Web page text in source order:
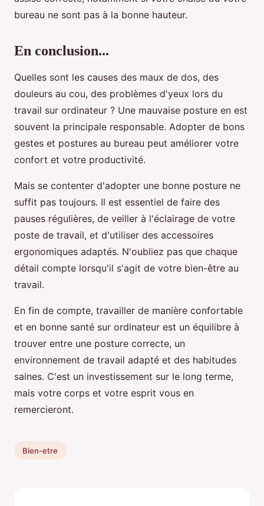
bureau ne sont pas à la bonne hauteur.
En conclusion...
Quelles sont les causes des maux de dos, des
douleurs au cou, des problèmes d'yeux lors du
travail sur ordinateur ? Une mauvaise posture en est
souvent la principale responsable. Adopter de bons
gestes et postures au bureau peut améliorer votre
confort et votre productivité.
Mais se contenter d'adopter une bonne posture ne
suffit pas toujours. Il est essentiel de faire des
pauses régulières, de veiller à l'éclairage de votre
poste de travail, et d'utiliser des accessoires
ergonomiques adaptés. N'oubliez pas que chaque
détail compte lorsqu'il s'agit de votre bien-être au
travail.
En fin de compte, travailler de manière confortable
et en bonne santé sur ordinateur est un équilibre à
trouver entre une posture correcte, un
environnement de travail adapté et des habitudes
saines. C'est un investissement sur le long terme,
mais votre corps et votre esprit vous en
remercieront.
Bien-etre